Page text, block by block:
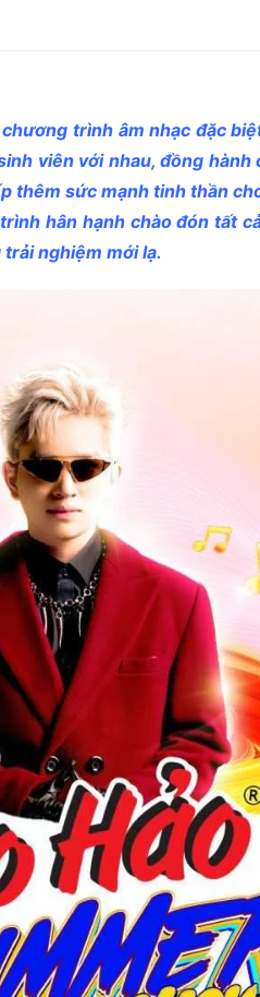
trình âm nhạc đặc
viên với nhau, đồng
thêm sức mạnh tinh thần
hân hạnh chào đón tất
nghiệm mới lạ.